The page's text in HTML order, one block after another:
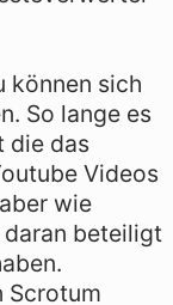
können sich
So lange es
die das
Videos
wie
daran beteiligt
Scrotum